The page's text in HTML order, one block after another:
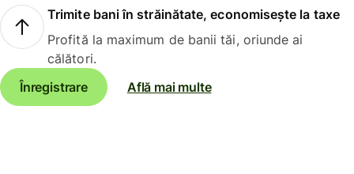
Trimite bani în străinătate, economisește la taxe
Profită la maximum de banii tăi, oriunde ai
călători.
Înregistrare
Află mai multe